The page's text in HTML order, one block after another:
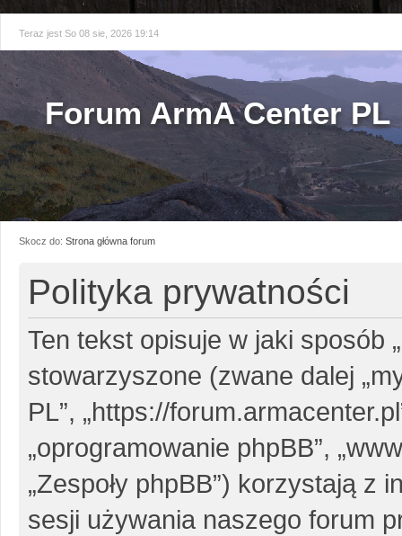
Teraz jest So 08 sie, 2026 19:14
Forum ArmA Center PL
Skocz do: Strona główna forum
Polityka prywatności
Ten tekst opisuje w jaki sposób
stowarzyszone (zwane dalej
PL”, „https://
„oprogramowanie phpBB”,
„Zespoły phpBB”) korzystają z
sesji używania naszego forum